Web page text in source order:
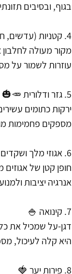
בגוף, ובסיבים
4. קטניות (עדשים, חומוס, שעועית) 🥣
מקור מעולה
עוזרות לשמור על
5. גזר ודלורית 🥕🎃
ירקות כתומים
מספקים פחמימות
6. אגוזי מלך ושקדים 🌰
חופן קטן של
אנרגיה יציבות
7. קינואה 🍚
דגן-על שמכיל את
היא קלה לעיכול,
8. פירות יער 🍓